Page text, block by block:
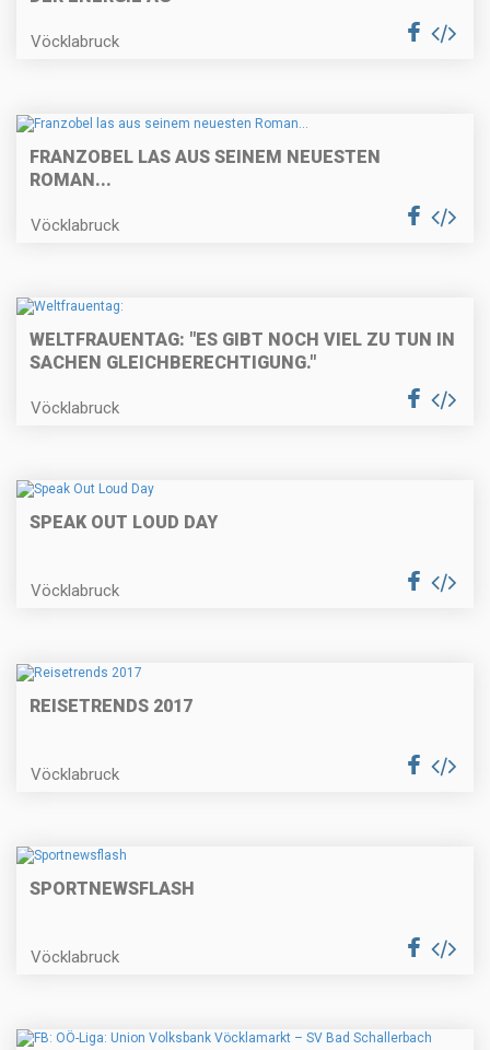
Vöcklabruck
FRANZOBEL LAS AUS SEINEM NEUESTEN
ROMAN...
Vöcklabruck
WELTFRAUENTAG: "ES GIBT NOCH VIEL ZU TUN IN
SACHEN GLEICHBERECHTIGUNG."
Vöcklabruck
SPEAK OUT LOUD DAY
Vöcklabruck
REISETRENDS 2017
Vöcklabruck
SPORTNEWSFLASH
Vöcklabruck